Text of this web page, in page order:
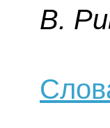
B.